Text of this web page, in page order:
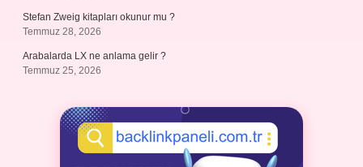
Stefan Zweig kitapları okunur mu ?
Temmuz 28, 2026
Arabalarda LX ne anlama gelir ?
Temmuz 25, 2026